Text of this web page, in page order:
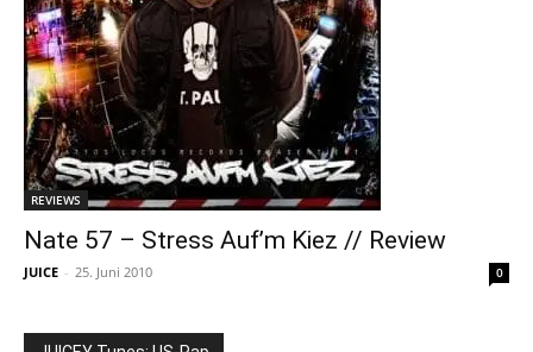
REVIEWS
Nate 57 – Stress Auf’m Kiez // Review
JUICE - 25. Juni 2010 0